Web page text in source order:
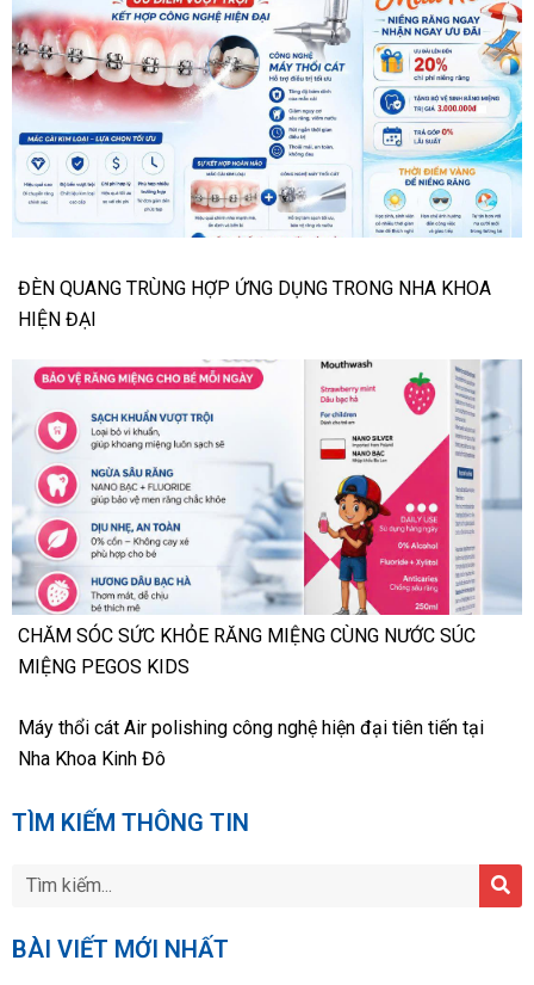
ĐÈN QUANG TRÙNG HỢP ỨNG DỤNG TRONG NHA KHOA
HIỆN ĐẠI
CHĂM SÓC SỨC KHỎE RĂNG MIỆNG CÙNG NƯỚC SÚC
MIỆNG PEGOS KIDS
Máy thổi cát Air polishing công nghệ hiện đại tiên tiến tại
Nha Khoa Kinh Đô
TÌM KIẾM THÔNG TIN
BÀI VIẾT MỚI NHẤT